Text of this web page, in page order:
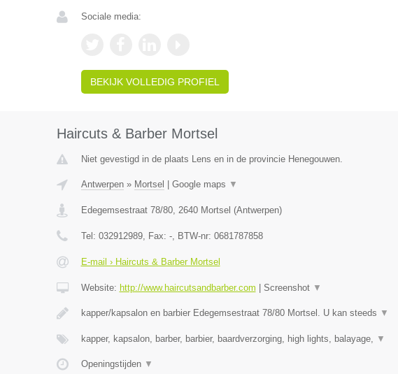
Sociale media:
BEKIJK VOLLEDIG PROFIEL
Haircuts & Barber Mortsel
Niet gevestigd in de plaats Lens en in de provincie Henegouwen.
Antwerpen» Mortsel Google maps ▼
Edegemsestraat 78/80, 2640 Mortsel (Antwerpen)
Tel: 032912989, Fax: -, BTW-nr: 0681787858
E-mail › Haircuts & Barber Mortsel
Website: http://www.haircutsandbarber.com Screenshot ▼
kapper/kapsalon en barbier Edegemsestraat 78/80 Mortsel. U kan steeds ▼
kapper, kapsalon, barber, barbier, baardverzorging, high lights, balayage, ▼
Openingstijden ▼